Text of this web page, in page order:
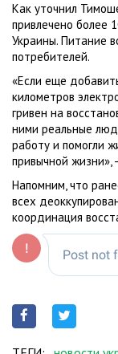
Как уточнил
привлечено более
Украины. Питание
потребителей.
«Если еще
километров
гривен на
ними реальные
работу и помогли
привычной жизни»,
Напомним, что
всех
координация